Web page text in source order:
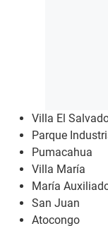
Villa El
Parque
Pumacahua
Villa María
María
San Juan
Atocongo